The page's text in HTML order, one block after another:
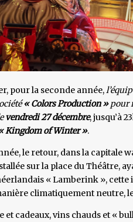
pour la seconde année,
« Colors Production »pour
vendredi 27 décembre, jusqu’à
Kingdom of Winter ».
le retour, dans la capitale
sur la place du Théâtre,
« Lamberink »,
climatiquement neutre,
et cadeaux, vins chauds et «